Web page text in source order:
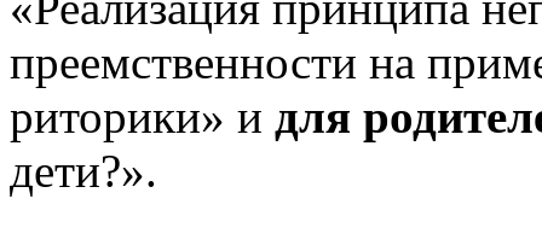
преемственности на
риторики» и для
дети?».